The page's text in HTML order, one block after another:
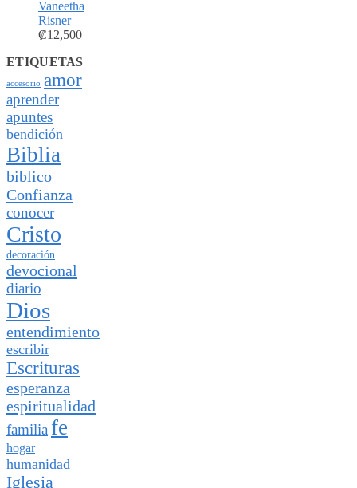
Vaneetha
Risner
₡12,500
ETIQUETAS
accesorio amor
aprender
apuntes
bendición
Biblia
biblico
Confianza
conocer
Cristo
decoración
devocional
diario
Dios
entendimiento
escribir
Escrituras
esperanza
espiritualidad
familia fe
hogar
humanidad
Iglesia